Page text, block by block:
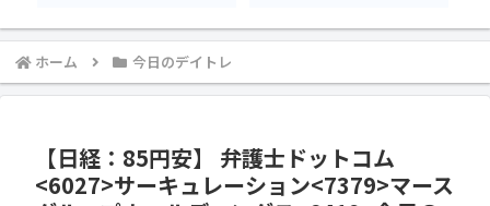
日のデイトレ7月28日
日
ホーム 今日のデイトレ
【日経：85円安】 弁護士ドットコム
<6027>サーキュレーション<7379>マース